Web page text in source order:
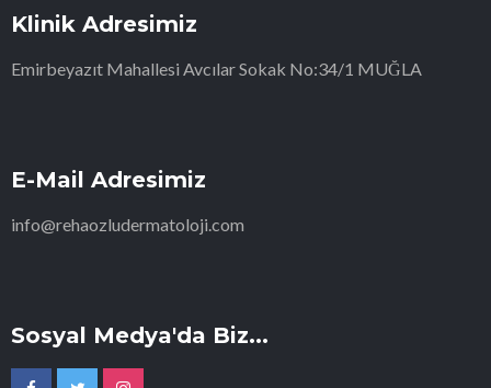
Klinik Adresimiz
Emirbeyazıt Mahallesi Avcılar Sokak No:34/1 MUĞLA
E-Mail Adresimiz
info@rehaozludermatoloji.com
Sosyal Medya'da Biz...